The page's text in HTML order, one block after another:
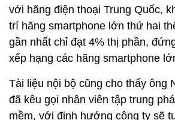
với hãng điện thoại Trung Quốc,
trí hãng smartphone lớn thứ hai
gần nhất chỉ đạt 4% thị phần,
xếp hạng các hãng smartphone
Tài liệu nội bộ cũng cho thấy ông
đã kêu gọi nhân viên tập trung
mềm, với định hướng công ty sẽ